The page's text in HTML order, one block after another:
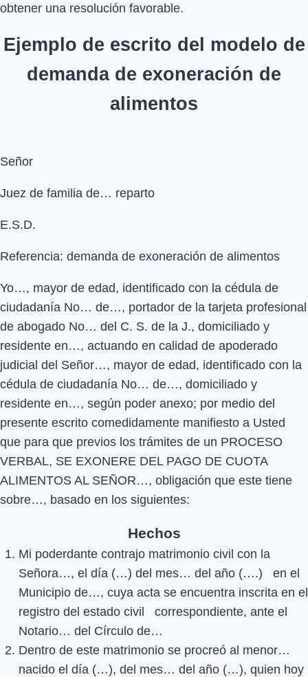
obtener una resolución favorable.
Ejemplo de escrito del modelo de
demanda de exoneración de
alimentos
Señor
Juez de familia de… reparto
E.S.D.
Referencia: demanda de exoneración de alimentos
Yo…, mayor de edad, identificado con la cédula de
ciudadanía No… de…, portador de la tarjeta profesional
de abogado No… del C. S. de la J., domiciliado y
residente en…, actuando en calidad de apoderado
judicial del Señor…, mayor de edad, identificado con la
cédula de ciudadanía No… de…, domiciliado y
residente en…, según poder anexo; por medio del
presente escrito comedidamente manifiesto a Usted
que para que previos los trámites de un PROCESO
VERBAL, SE EXONERE DEL PAGO DE CUOTA
ALIMENTOS AL SEÑOR…, obligación que este tiene
sobre…, basado en los siguientes:
Hechos
Mi poderdante contrajo matrimonio civil con la
Señora…, el día (…) del mes… del año (….) en el
Municipio de…, cuya acta se encuentra inscrita en el
registro del estado civil correspondiente, ante el
Notario… del Círculo de…
Dentro de este matrimonio se procreó al menor…
nacido el día (…), del mes… del año (…), quien hoy